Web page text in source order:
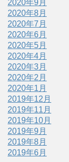
2020年9月
2020年8月
2020年7月
2020年6月
2020年5月
2020年4月
2020年3月
2020年2月
2020年1月
2019年12月
2019年11月
2019年10月
2019年9月
2019年8月
2019年6月